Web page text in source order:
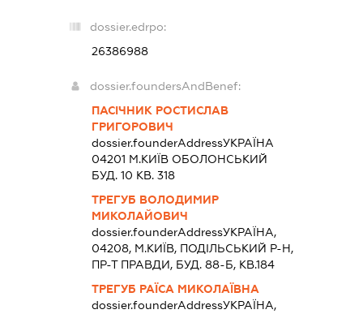
dossier.edrpo:
26386988
dossier.foundersAndBenef:
ПАСІЧНИК РОСТИСЛАВ
ГРИГОРОВИЧ
dossier.founderAddressУКРАЇНА
04201 М.КИЇВ ОБОЛОНСЬКИЙ
БУД. 10 КВ. 318
ТРЕГУБ ВОЛОДИМИР
МИКОЛАЙОВИЧ
dossier.founderAddressУКРАЇНА,
04208, М.КИЇВ, ПОДІЛЬСЬКИЙ Р-Н,
ПР-Т ПРАВДИ, БУД. 88-Б, КВ.184
ТРЕГУБ РАЇСА МИКОЛАЇВНА
dossier.founderAddressУКРАЇНА,